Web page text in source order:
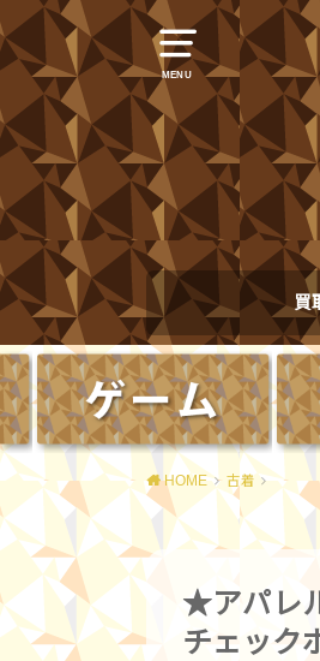
MENU
買
HOME 古着
★アパレ
チェック